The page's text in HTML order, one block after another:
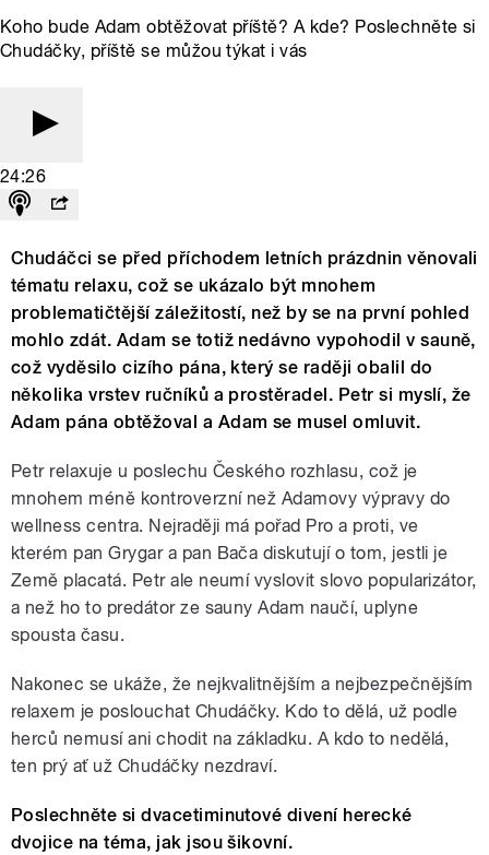
Koho bude Adam obtěžovat příště? A kde? Poslechněte si
Chudáčky, příště se můžou týkat i vás
24:26
Chudáčci se před příchodem letních prázdnin věnovali
tématu relaxu, což se ukázalo být mnohem
problematičtější záležitostí, než by se na první pohled
mohlo zdát. Adam se totiž nedávno vypohodil v sauně,
což vyděsilo cizího pána, který se raději obalil do
několika vrstev ručníků a prostěradel. Petr si myslí, že
Adam pána obtěžoval a Adam se musel omluvit.
Petr relaxuje u poslechu Českého rozhlasu, což je
mnohem méně kontroverzní než Adamovy výpravy do
wellness centra. Nejraději má pořad Pro a proti, ve
kterém pan Grygar a pan Bača diskutují o tom, jestli je
Země placatá. Petr ale neumí vyslovit slovo popularizátor,
a než ho to predátor ze sauny Adam naučí, uplyne
spousta času.
Nakonec se ukáže, že nejkvalitnějším a nejbezpečnějším
relaxem je poslouchat Chudáčky. Kdo to dělá, už podle
herců nemusí ani chodit na základku. A kdo to nedělá,
ten prý ať už Chudáčky nezdraví.
Poslechněte si dvacetiminutové divení herecké
dvojice na téma, jak jsou šikovní.